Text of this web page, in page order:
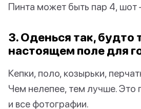
Пинта может быть пар 4, шот
3. Оденься так, будто
настоящем поле для
Кепки, поло, козырьки,
Чем нелепее, тем лучше. Это
и все фотографии.